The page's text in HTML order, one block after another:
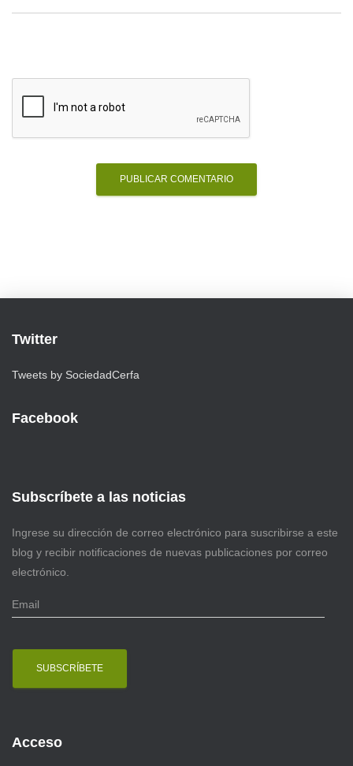
Twitter
Tweets by SociedadCerfa
Facebook
Subscríbete a las noticias
Ingrese su dirección de correo electrónico para suscribirse a este
blog y recibir notificaciones de nuevas publicaciones por correo
electrónico.
E
m
Acceso